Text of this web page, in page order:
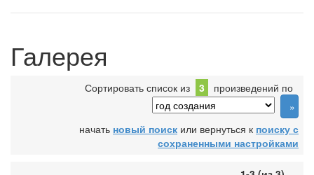
Галерея
Сортировать список из 3 произведений по
начать новый поиск или вернуться к поиску с
сохраненными настройками